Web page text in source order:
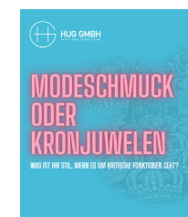
Kronjuwelen
oder
Modeschmuck